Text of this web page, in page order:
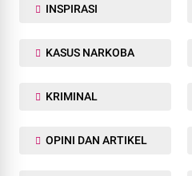
INSPIRASI
KASUS NARKOBA
KRIMINAL
OPINI DAN ARTIKEL